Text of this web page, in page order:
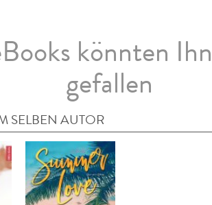
könnten
gefallen
SELBEN AUTOR